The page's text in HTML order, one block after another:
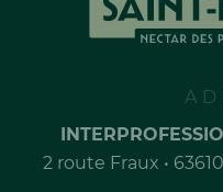
2 route Fraux •